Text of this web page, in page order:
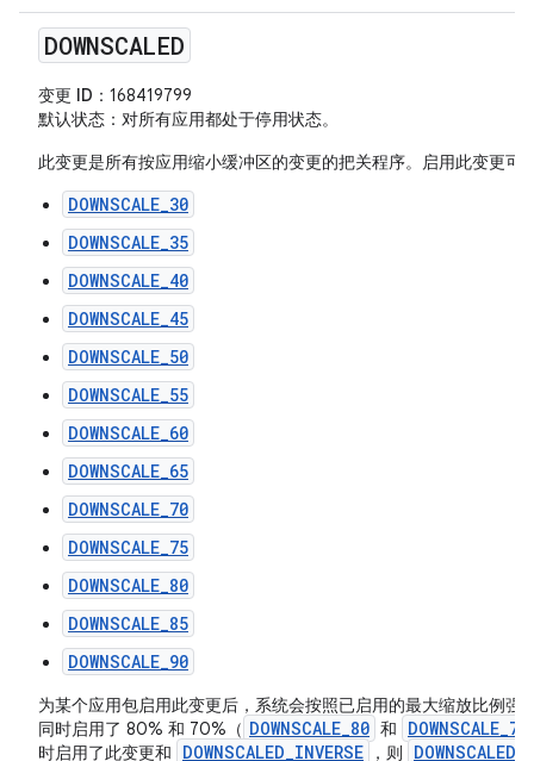
DOWNSCALED
变更 ID ：168419799
默认状态 ：对所有应用都处于停用状态。
此变更是所有按应用缩小缓冲区的变更的把关程序。启用此变更可
DOWNSCALE_30
DOWNSCALE_35
DOWNSCALE_40
DOWNSCALE_45
DOWNSCALE_50
DOWNSCALE_55
DOWNSCALE_60
DOWNSCALE_65
DOWNSCALE_70
DOWNSCALE_75
DOWNSCALE_80
DOWNSCALE_85
DOWNSCALE_90
为某个应用包启用此变更后，系统会按照已启用的最大缩放比例强
同时启用了 80% 和 70%（ DOWNSCALE_80 和 DOWNSCALE_70
时启用了此变更和 DOWNSCALED_INVERSE ，则